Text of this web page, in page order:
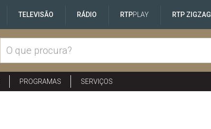
TELEVISÃO RÁDIO RTPPLAY RTP ZIGZAG
PROGRAMAS SERVIÇOS